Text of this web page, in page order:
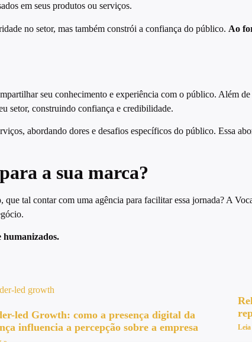
em seus produtos ou serviços.
no setor, mas também constrói a confiança do público. Ao
seu conhecimento e experiência com o público. Além
setor, construindo confiança e credibilidade.
abordando dores e desafios específicos do público. Essa
a sua marca?
tal contar com uma agência para facilitar essa jornada? A
humanizados.
led Growth: como a presença digital da
influencia a percepção sobre a empresa
Leia